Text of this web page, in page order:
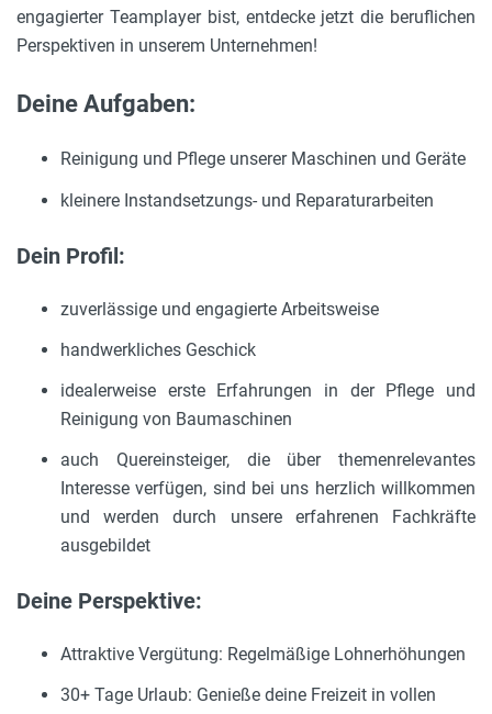
engagierter Teamplayer bist, entdecke jetzt die beruflichen
Perspektiven in unserem Unternehmen!
Deine Aufgaben:
Reinigung und Pflege unserer Maschinen und Geräte
kleinere Instandsetzungs- und Reparaturarbeiten
Dein Profil:
zuverlässige und engagierte Arbeitsweise
handwerkliches Geschick
idealerweise erste Erfahrungen in der Pflege und
Reinigung von Baumaschinen
auch Quereinsteiger, die über themenrelevantes
Interesse verfügen, sind bei uns herzlich willkommen
und werden durch unsere erfahrenen Fachkräfte
ausgebildet
Deine Perspektive:
Attraktive Vergütung: Regelmäßige Lohnerhöhungen
30+ Tage Urlaub: Genieße deine Freizeit in vollen